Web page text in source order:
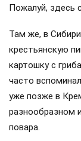
Пожалуй, здесь
Там же, в
крестьянскую
картошку с
часто
уже позже в
разнообразном
повара.